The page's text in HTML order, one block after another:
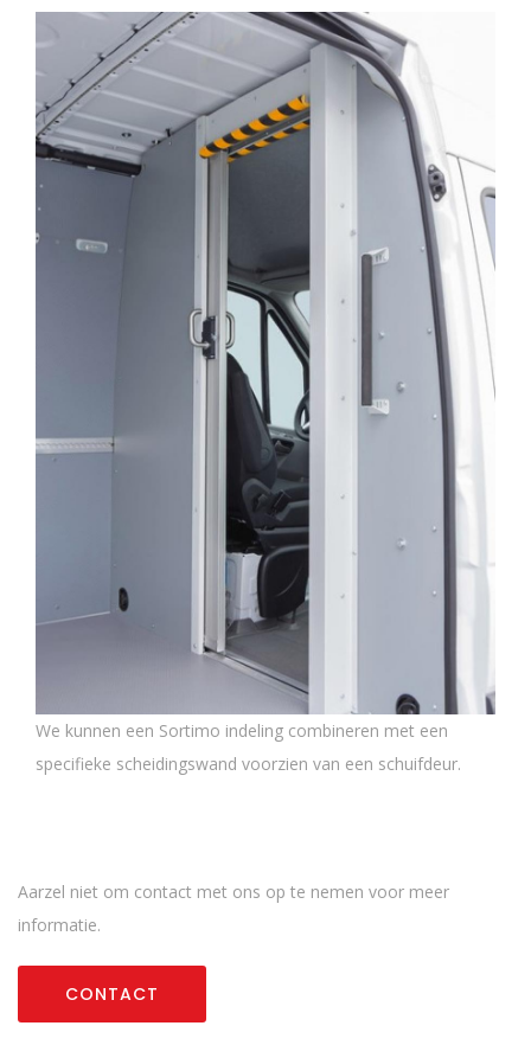
We kunnen een Sortimo indeling combineren met een
specifieke scheidingswand voorzien van een schuifdeur.
Aarzel niet om contact met ons op te nemen voor meer
informatie.
CONTACT